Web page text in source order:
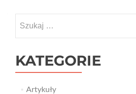
KATEGORIE
Artykuły